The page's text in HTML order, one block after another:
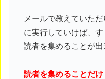
メールで教えていた
に実行していけば、す
読者を集めることが出
読者を集めることだ